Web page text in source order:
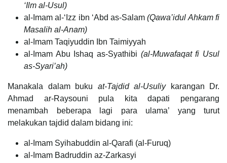
‘Ilm al-Usul)
al-Imam al-‘Izz ibn ‘Abd as-Salam(Qawa’idul Ahkam fi
Masalih al-Anam)
al-Imam Taqiyuddin Ibn Taimiyyah
al-Imam Abu Ishaq as-Syathibi (al-Muwafaqat fi Usul
as-Syari’ah)
Manakala dalam buku at-Tajdid al-Usuliykarangan Dr.
Ahmad ar-Raysouni pula kita dapati pengarang
menambah beberapa lagi para ulama’ yang turut
melakukan tajdid dalam bidang ini:
al-Imam Syihabuddin al-Qarafi (al-Furuq)
al-Imam Badruddin az-Zarkasyi